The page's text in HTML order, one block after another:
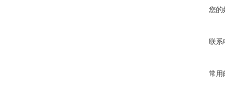
您的
联系
常用